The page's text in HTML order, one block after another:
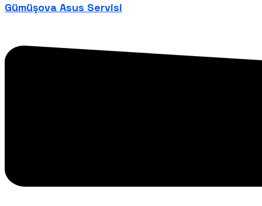
Gümüşova Asus Servisi